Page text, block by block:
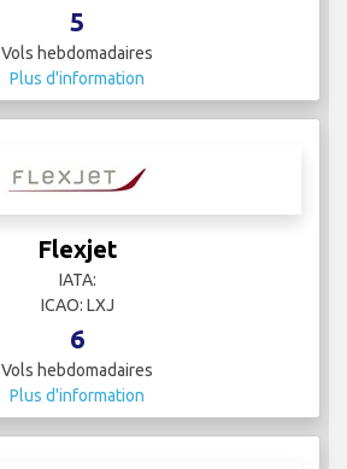
5
Vols hebdomadaires
Plus d'information
Flexjet
IATA:
ICAO: LXJ
6
Vols hebdomadaires
Plus d'information